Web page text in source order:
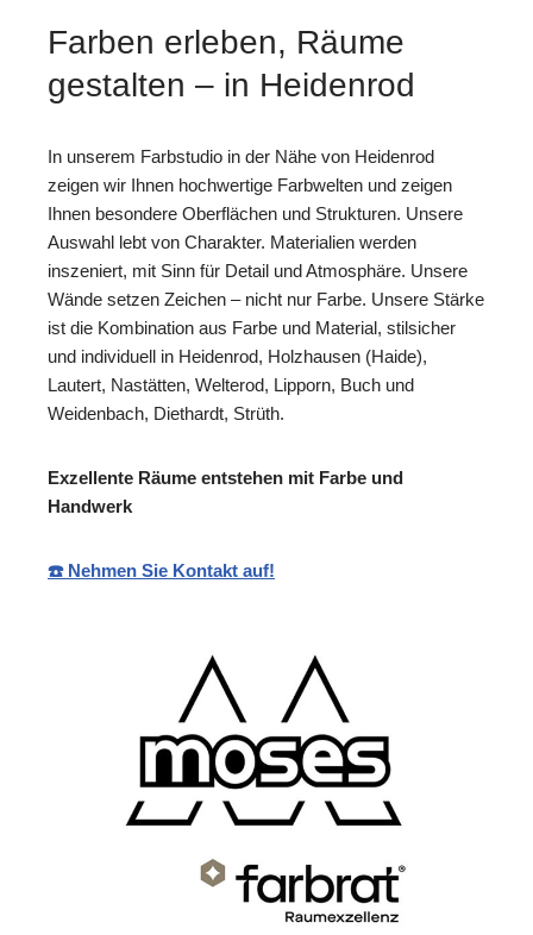
Farben erleben, Räume
gestalten – in Heidenrod
In unserem Farbstudio in der Nähe von Heidenrod
zeigen wir Ihnen hochwertige Farbwelten und zeigen
Ihnen besondere Oberflächen und Strukturen. Unsere
Auswahl lebt von Charakter. Materialien werden
inszeniert, mit Sinn für Detail und Atmosphäre. Unsere
Wände setzen Zeichen – nicht nur Farbe. Unsere Stärke
ist die Kombination aus Farbe und Material, stilsicher
und individuell in Heidenrod, Holzhausen (Haide),
Lautert, Nastätten, Welterod, Lipporn, Buch und
Weidenbach, Diethardt, Strüth.
Exzellente Räume entstehen mit Farbe und
Handwerk
☎️ Nehmen Sie Kontakt auf!